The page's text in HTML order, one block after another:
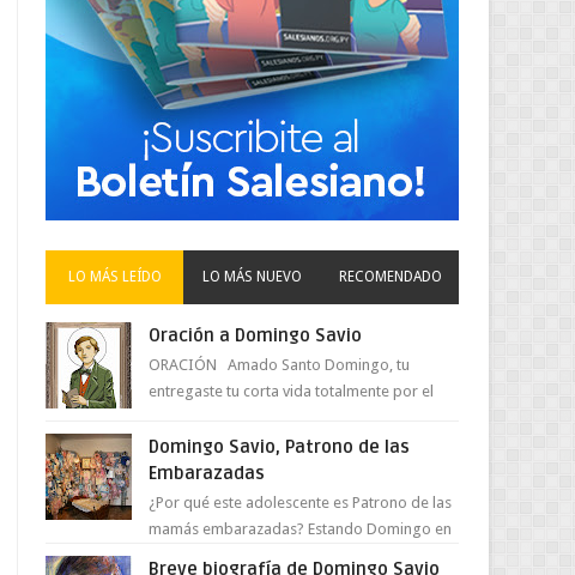
LO MÁS LEÍDO LO MÁS NUEVO RECOMENDADO
Oración a Domingo Savio
ORACIÓN Amado Santo Domingo, tu
entregaste tu corta vida totalmente por el
juventud para ...
Domingo Savio, Patrono de las
Embarazadas
¿Por qué este adolescente es Patrono de las
mamás embarazadas? Estando Domingo en
el Oratorio en Turín, un día le pide a Don
Breve biografía de Domingo Savio